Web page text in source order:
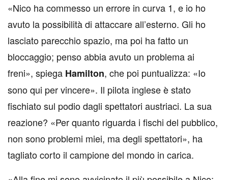
«Nico ha commesso un errore in curva 1, e io ho
avuto la possibilità di attaccare all’esterno. Gli ho
lasciato parecchio spazio, ma poi ha fatto un
bloccaggio; penso abbia avuto un problema ai
freni», spiega Hamilton, che poi puntualizza: «Io
sono qui per vincere». Il pilota inglese è stato
fischiato sul podio dagli spettatori austriaci. La sua
reazione? «Per quanto riguarda i fischi del pubblico,
non sono problemi miei, ma degli spettatori», ha
tagliato corto il campione del mondo in carica.